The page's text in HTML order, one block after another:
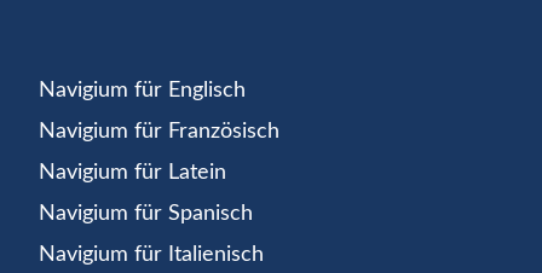
Navigium für Englisch
Navigium für Französisch
Navigium für Latein
Navigium für Spanisch
Navigium für Italienisch